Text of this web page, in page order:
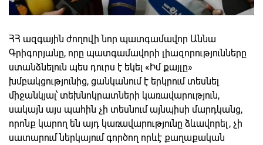
ՀՀ ազգային ժողովի նոր պատգամավոր Աննա
Գրիգորյանը, որը պատգամավորի լիազորությունները
ստանձնելուն պես դուրս է եկել «Իմ քայլը»
խմբակցությունից, ցանկանում է երկրում տեսնել
միջանկյալ՝ տեխնոկրատների կառավարություն,
սակայն այս պահին չի տեսնում այնպիսի մարդկանց,
որոնք կարող են այդ կառավարությունը ձևավորել, չի
սատարում ներկայում գործող որևէ քաղաքական